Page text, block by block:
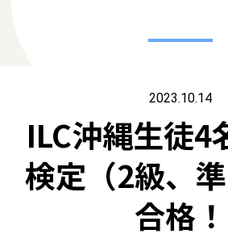
2023.10.14
ILC沖縄生徒4
検定（2級、
合格！